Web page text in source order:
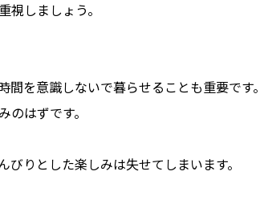
視しましょう。
を意識しないで暮らせることも重要です。
のはずです。
りとした楽しみは失せてしまいます。